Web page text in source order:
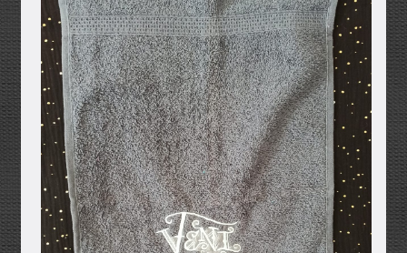
Mentions légales
Mon compte
Panier
Politique de confidentialité
Validation de la commande